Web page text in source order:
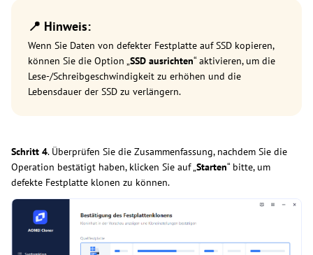
📍 Hinweis:
Wenn Sie Daten von defekter Festplatte auf SSD kopieren,
können Sie die Option „SSD ausrichten“ aktivieren, um die
Lese-/Schreibgeschwindigkeit zu erhöhen und die
Lebensdauer der SSD zu verlängern.
Schritt 4. Überprüfen Sie die Zusammenfassung, nachdem Sie die
Operation bestätigt haben, klicken Sie auf „Starten“ bitte, um
defekte Festplatte klonen zu können.